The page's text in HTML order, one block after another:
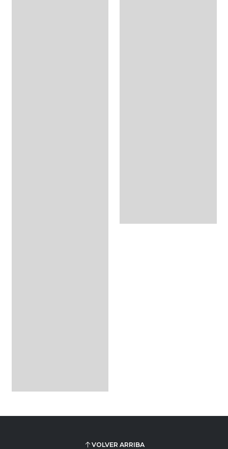
VOLVER ARRIBA